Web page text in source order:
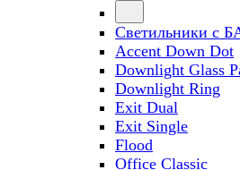
Светильники с
Accent Down Dot
Downlight Glass
Downlight Ring
Exit Dual
Exit Single
Flood
Office Classic